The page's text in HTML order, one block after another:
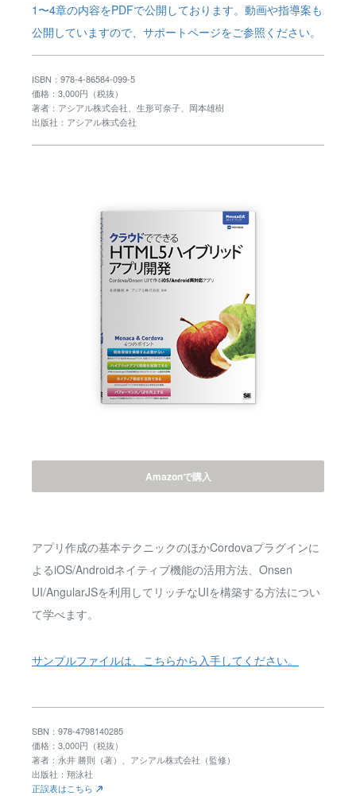
1〜4章の内容をPDFで公開しております。動画や指導案も
公開していますので、サポートページをご参照ください。
ISBN：978-4-86584-099-5
価格：3,000円（税抜）
著者：アシアル株式会社、生形可奈子、岡本雄樹
出版社：アシアル株式会社
Amazonで購入
アプリ作成の基本テクニックのほかCordovaプラグインに
よるiOS/Androidネイティブ機能の活用方法、Onsen
UI/AngularJSを利用してリッチなUIを構築する方法につい
て学べます。
サンプルファイルは、こちらから入手してください。
SBN：978-4798140285
価格：3,000円（税抜）
著者：永井 勝則（著）、アシアル株式会社（監修）
出版社：翔泳社
正誤表はこちら